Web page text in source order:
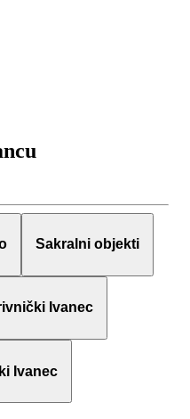
Sakralni objekti
Ivanec
Ivanec